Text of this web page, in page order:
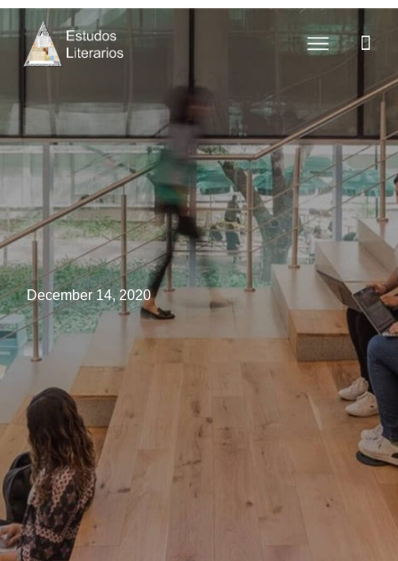
December 14, 2020